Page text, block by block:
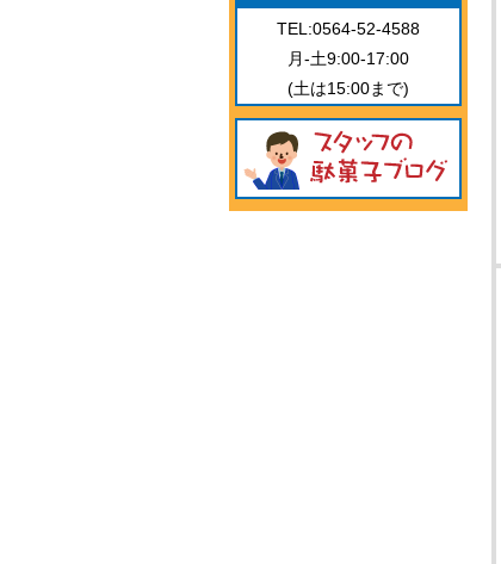
TEL:0564-52-4588
月-土9:00-17:00
(土は15:00まで)